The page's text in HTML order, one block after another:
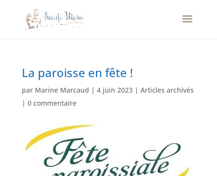
La paroisse en fête !
par Marine Marcaud | 4 juin 2023| Articles archivés
| 0 commentaire